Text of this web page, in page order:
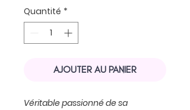
Quantité *
AJOUTER AU PANIER
Véritable passionné de sa